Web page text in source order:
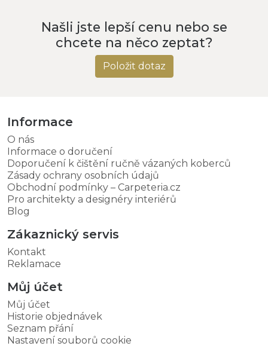
Našli jste lepší cenu nebo se
chcete na něco zeptat?
Položit dotaz
Informace
O nás
Informace o doručení
Doporučení k čištění ručně vázaných koberců
Zásady ochrany osobních údajů
Obchodní podmínky – Carpeteria.cz
Pro architekty a designéry interiérů
Blog
Zákaznický servis
Kontakt
Reklamace
Můj účet
Můj účet
Historie objednávek
Seznam přání
Nastavení souborů cookie